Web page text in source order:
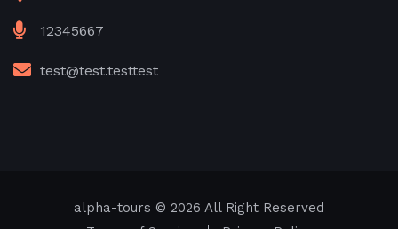
12345667
test@test.testtest
alpha-tours © 2026 All Right Reserved